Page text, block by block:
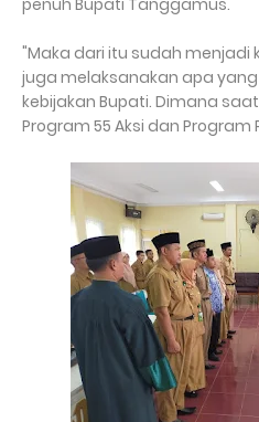
penuh Bupati Tanggamus.
"Maka dari itu sudah
juga melaksanakan apa
kebijakan Bupati. Dimana
Program 55 Aksi dan Program